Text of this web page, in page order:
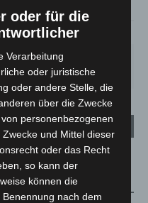
s 85%
SO.
31° 35
oder für die
Verarbeitung
oder juristische
oder andere Stelle, die
über die Zwecke
personenbezogenen
und Mittel dieser
oder das Recht
so kann der
können die
nach dem